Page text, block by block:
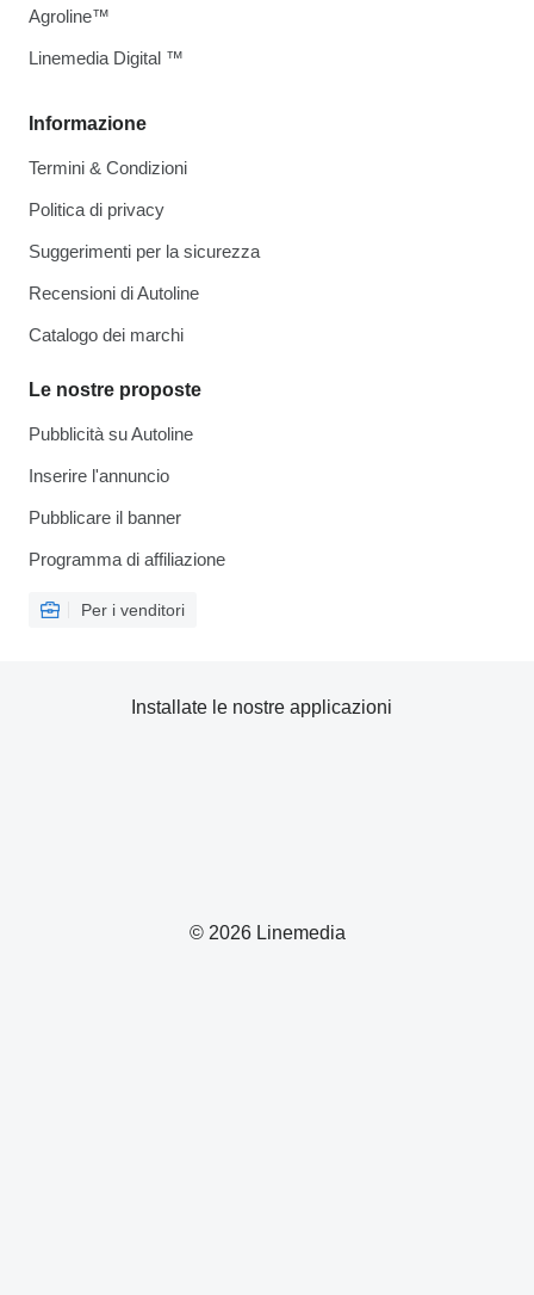
Informazione
Termini & Condizioni
Politica di privacy
Suggerimenti per la sicurezza
Recensioni di Autoline
Catalogo dei marchi
Le nostre proposte
Pubblicità su Autoline
Inserire l'annuncio
Pubblicare il banner
Programma di affiliazione
Per i venditori
Agroline™
Linemedia Digital ™
© 2026 Linemedia
Installate le nostre applicazioni